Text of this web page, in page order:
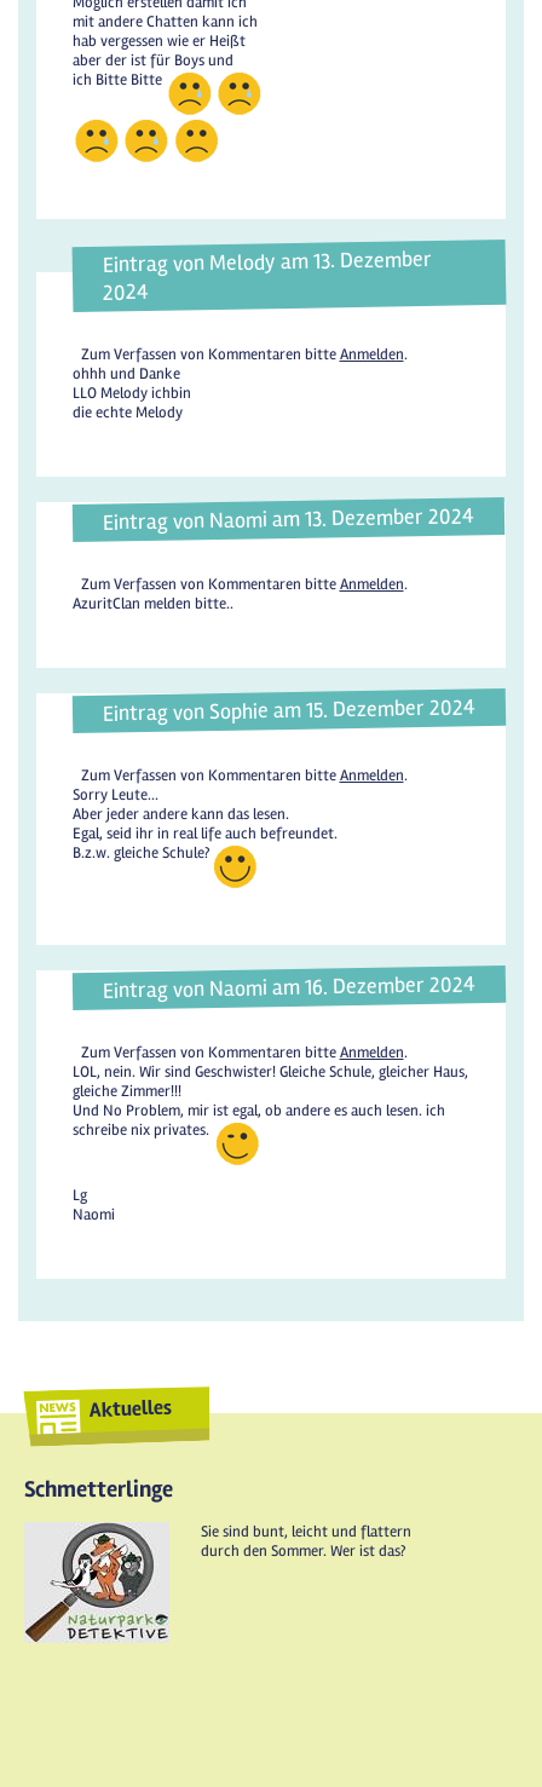
mit andere Chatten kann ich
hab vergessen wie er Heißt
aber der ist für Boys und
ich Bitte Bitte
Eintrag von Melody am 13. Dezember
2024
Zum Verfassen von Kommentaren bitteAnmelden.
ohhh und Danke
LLO Melody ichbin
die echte Melody
Eintrag von Naomi am 13. Dezember 2024
Zum Verfassen von Kommentaren bitteAnmelden.
AzuritClan melden bitte..
Eintrag von Sophie am 15. Dezember 2024
Zum Verfassen von Kommentaren bitteAnmelden.
Sorry Leute...
Aber jeder andere kann das lesen.
Egal, seid ihr in real life auch befreundet.
B.z.w. gleiche Schule?
Eintrag von Naomi am 16. Dezember 2024
Zum Verfassen von Kommentaren bitteAnmelden.
LOL, nein. Wir sind Geschwister! Gleiche Schule, gleicher Haus,
gleiche Zimmer!!!
Und No Problem, mir ist egal, ob andere es auch lesen. ich
schreibe nix privates.
Lg
Naomi
Aktuelles
Schmetterlinge
Sie sind bunt, leicht und flattern
durch den Sommer. Wer ist das?